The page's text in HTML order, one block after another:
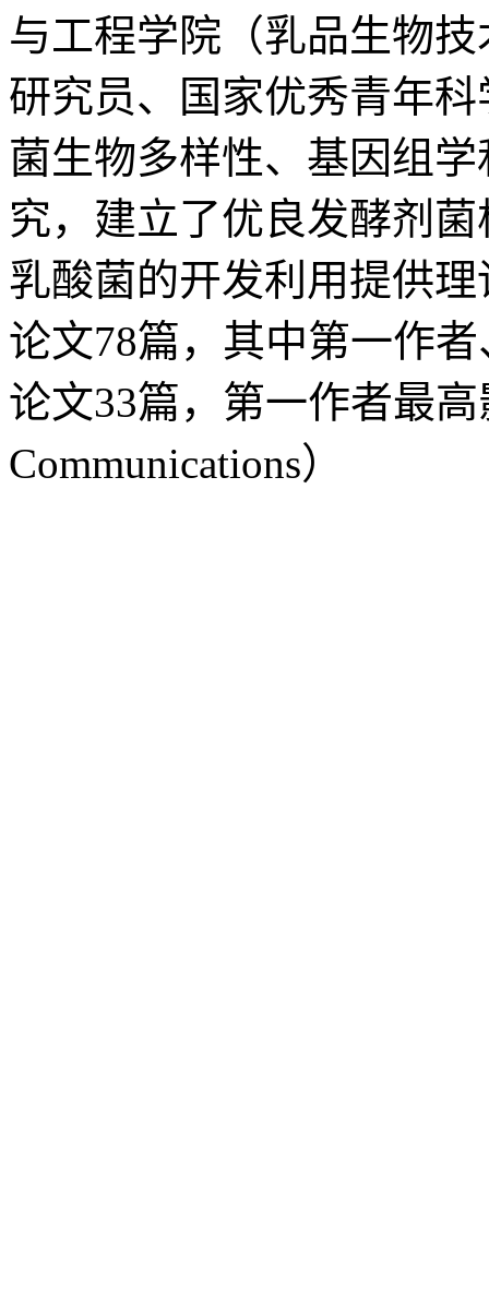
与工程学院（乳品生物
研究员、国家优秀青年
菌生物多样性、基因组
究，建立了优良发酵剂
乳酸菌的开发利用提供
论文78篇，其中第一作
论文33篇，第一作者最
Communications）